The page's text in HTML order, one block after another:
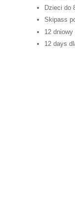
Dzieci do
Skipass
12 dniowy
12 days